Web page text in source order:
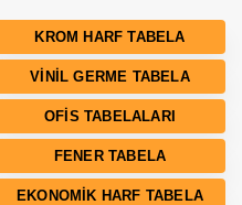
KROM HARF TABELA
VINIL GERME TABELA
OFIS TABELALARI
FENER TABELA
EKONOMIK HARF TABELA